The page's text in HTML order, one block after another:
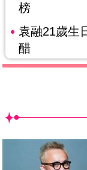
榜
袁融21歲生
醋